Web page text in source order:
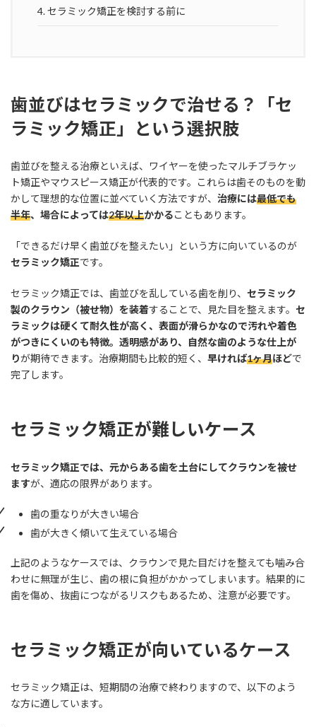
4.セラミック矯正を検討する前に
歯並びはセラミックで治せる？「セ
ラミック矯正」という選択肢
歯並びを整える治療といえば、ワイヤーを使ったマルチブラケッ
ト矯正やマウスピース矯正が代表的です。これらは歯そのものを動
かして理想的な位置に並べていく方法ですが、 治療には最低でも
半年、場合によっては2年以上かかることもあります。
「できるだけ早く歯並びを整えたい」という方に向いているのが
セラミック矯正です。
セラミック矯正では、歯並びを乱している歯を削り、 セラミック
製のクラウン（被せ物）を装着することで、見た目を整えます。 セ
ラミックは硬くて耐久性が高く、表面が滑らかなので汚れや着色
がつきにくいのも特徴。透明感があり、自然な歯のような仕上が
りが期待できます。治療期間も比較的短く、 早ければ1ヶ月ほどで
完了します。
セラミック矯正が難しいケース
セラミック矯正では、元からある歯を土台にしてクラウンを被せ
ますが、適応の限界があります。
歯の重なりが大きい場合
歯が大きく傾いて生えている場合
上記のようなケースでは、クラウンで見た目だけを整えても噛み合
わせに無理が生じ、歯の根に負担がかかってしまいます。結果的に
歯を傷め、抜歯につながるリスクもあるため、注意が必要です。
セラミック矯正が向いているケース
セラミック矯正は、短期間の治療で終わりますので、以下のよう
な方に適しています。